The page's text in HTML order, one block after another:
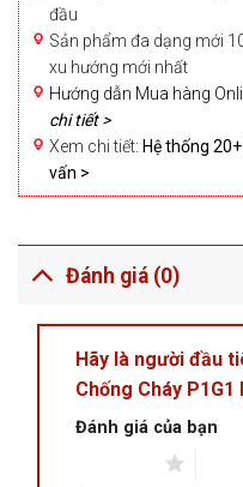
đầu
Sản phẩm đa dạng mới
xu hướng mới nhất
Hướng dẫn Mua hàng
chi tiết >
Xem chi tiết: Hệ thống
vấn >
Đánh giá (0)
Hãy là người đầu
Chống Cháy
Đánh giá của bạn